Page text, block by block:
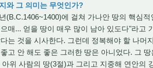
와 그 의미는 무엇인가?
(B.C.1406~1400)에 걸쳐 가나안 땅의 핵심
매... 얻을 땅이 매우 많이 남아 있도다"라고
는 것을 시사한다. 그런데 정복해야 할 나머
고 안 해도 좋은 그러한 땅은 아니었다. 그
위 사람의 땅(3절)과 그리고 지중해 연안의